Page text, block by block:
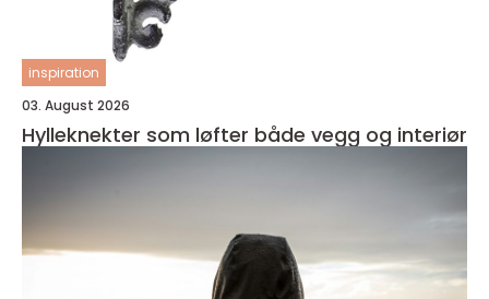
inspiration
03. August 2026
Hylleknekter som løfter både vegg og interiør